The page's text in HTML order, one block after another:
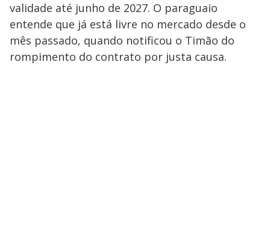
validade até junho de 2027. O paraguaio
entende que já está livre no mercado desde o
mês passado, quando notificou o Timão do
rompimento do contrato por justa causa.